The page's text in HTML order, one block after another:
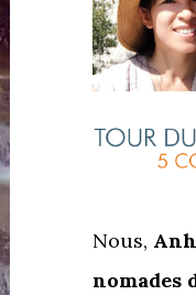
Nous,
nomades